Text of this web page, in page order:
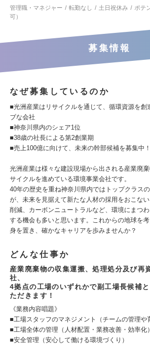
管理職・マネジャー
転勤なし 土日祝休み
ポテ
可）
募集情報
なぜ募集しているのか
■光洲産業はリサイクルを通じて、循環資源を創
ブな会社
■神奈川県内のシェア1位
■38歳の社長による第2創業期
■売上100億に向けて、未来の幹部候補を募集中！
光洲産業は様々な建設現場から出される産業廃
サイクルを進めている環境事業会社です。
40年の歴史を重ね神奈川県内ではトップクラス
が、未来を見据えて新たな人材の採用をおこな
削減、カーボンニュートラルなど、環境にまつ
する機会も多いと思います。これからの地球を
身を置き、確かなキャリアを歩みませんか？
どんな仕事か
産業廃棄物の収集運搬、処理処分及び再
社、
4拠点の工場のいずれかで副工場長候補
ただきます！
《業務内容唱題》
■工場スタッフのマネジメント（チームの管理や
■工場全体の管理（人材配置・業務改善・効率化）
■安全管理（安心して働ける環境づくり）